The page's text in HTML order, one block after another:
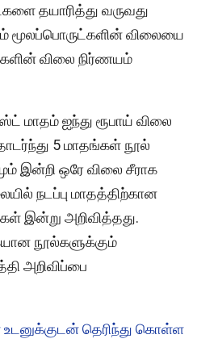
தயாரித்து வருவது
மூலப்பொருட்களின் விலையை
விலை நிர்ணயம்
மாதம் ஐந்து ரூபாய் விலை
5 மாதங்கள் நூல்
இன்றி ஒரே விலை சீராக
நடப்பு மாதத்திற்கான
இன்று அறிவித்தது.
நூல்களுக்கும்
அறிவிப்பை